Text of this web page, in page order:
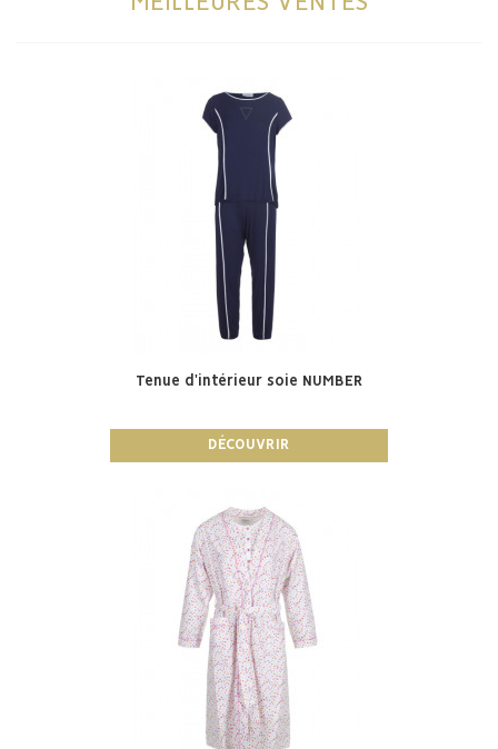
Tenue d'intérieur soie NUMBER
DÉCOUVRIR